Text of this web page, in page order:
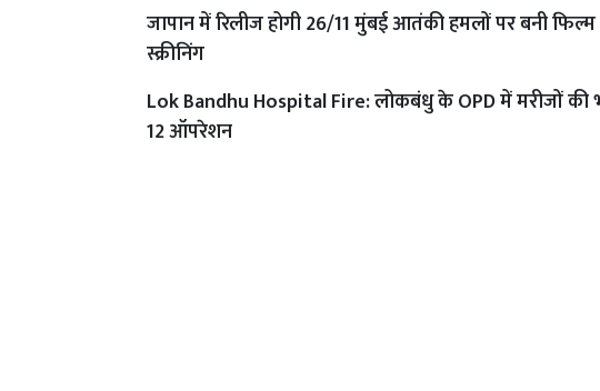
जापान में रिलीज होगी 26/11 मुंबई आतंकी हमलों पर बनी
स्क्रीनिंग
Lok Bandhu Hospital Fire: लोकबंधु के OPD में मरीजों की
12 ऑपरेशन